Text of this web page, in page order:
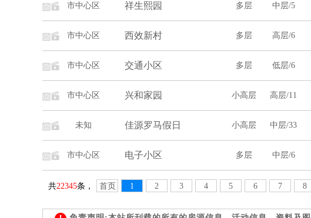
市中心区 祥生熙园 多层 中层/5
市中心区 西效新村 多层 高层/6
市中心区 交通小区 多层 低层/6
市中心区 兴和家园 小高层 高层/11
未知 佳源罗马假日 小高层 中层/33
市中心区 电子小区 多层 中层/6
共22345条， 首页 1 2 3 4 5 6 7 8